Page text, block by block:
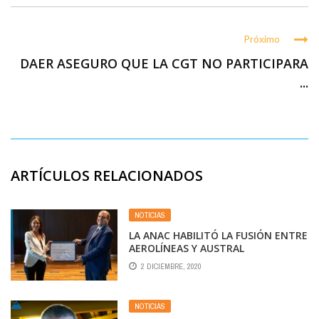
Próximo
DAER ASEGURO QUE LA CGT NO PARTICIPARA
...
ARTÍCULOS RELACIONADOS
NOTICIAS
LA ANAC HABILITÓ LA FUSIÓN ENTRE
AEROLÍNEAS Y AUSTRAL
2 DICIEMBRE, 2020
NOTICIAS